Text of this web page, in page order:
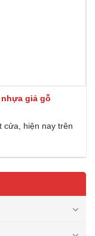
giả gỗ
cửa, hiện nay trên